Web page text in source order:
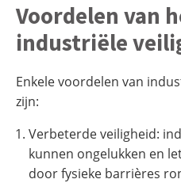
Voordelen van
industriële
Enkele voordelen van
zijn:
Verbeterde veiligheid:
kunnen ongelukken en
door fysieke barrières